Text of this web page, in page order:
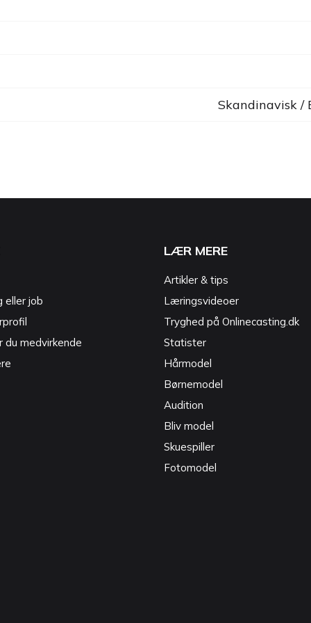
Skandinavisk /
eller job
du medvirkende
LÆR MERE
Artikler & tips
Læringsvideoer
Tryghed på Onlinecasting.dk
Statister
Hårmodel
Børnemodel
Audition
Bliv model
Skuespiller
Fotomodel